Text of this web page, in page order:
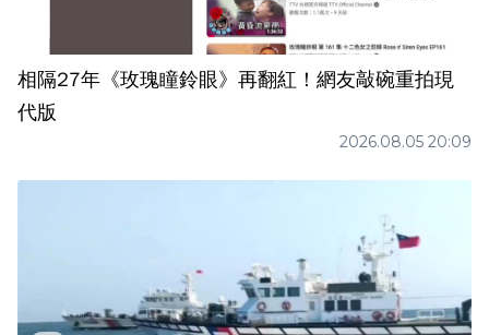
相隔27年《玫瑰瞳鈴眼》再翻紅！網友敲碗重拍現
代版
2026.08.05 20:09